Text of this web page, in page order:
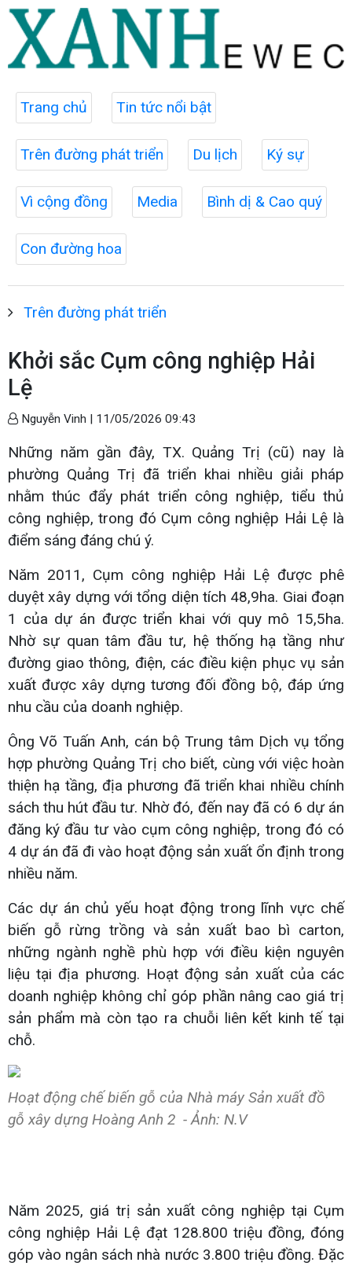
Trang chủ Tin tức nổi bật
Trên đường phát triển Du lịch Ký sự
Vì cộng đồng Media Bình dị & Cao quý
Con đường hoa
Trên đường phát triển
Khởi sắc Cụm công nghiệp Hải
Lệ
Nguyễn Vinh | 11/05/2026 09:43
Những năm gần đây, TX. Quảng Trị (cũ) nay là
phường Quảng Trị đã triển khai nhiều giải pháp
nhằm thúc đẩy phát triển công nghiệp, tiểu thủ
công nghiệp, trong đó Cụm công nghiệp Hải Lệ là
điểm sáng đáng chú ý.
Năm 2011, Cụm công nghiệp Hải Lệ được phê
duyệt xây dựng với tổng diện tích 48,9ha. Giai đoạn
1 của dự án được triển khai với quy mô 15,5ha.
Nhờ sự quan tâm đầu tư, hệ thống hạ tầng như
đường giao thông, điện, các điều kiện phục vụ sản
xuất được xây dựng tương đối đồng bộ, đáp ứng
nhu cầu của doanh nghiệp.
Ông Võ Tuấn Anh, cán bộ Trung tâm Dịch vụ tổng
hợp phường Quảng Trị cho biết, cùng với việc hoàn
thiện hạ tầng, địa phương đã triển khai nhiều chính
sách thu hút đầu tư. Nhờ đó, đến nay đã có 6 dự án
đăng ký đầu tư vào cụm công nghiệp, trong đó có
4 dự án đã đi vào hoạt động sản xuất ổn định trong
nhiều năm.
Các dự án chủ yếu hoạt động trong lĩnh vực chế
biến gỗ rừng trồng và sản xuất bao bì carton,
những ngành nghề phù hợp với điều kiện nguyên
liệu tại địa phương. Hoạt động sản xuất của các
doanh nghiệp không chỉ góp phần nâng cao giá trị
sản phẩm mà còn tạo ra chuỗi liên kết kinh tế tại
chỗ.
Hoạt động chế biến gỗ của Nhà máy Sản xuất đồ
gỗ xây dựng Hoàng Anh 2 - Ảnh: N.V
Năm 2025, giá trị sản xuất công nghiệp tại Cụm
công nghiệp Hải Lệ đạt 128.800 triệu đồng, đóng
góp vào ngân sách nhà nước 3.800 triệu đồng. Đặc